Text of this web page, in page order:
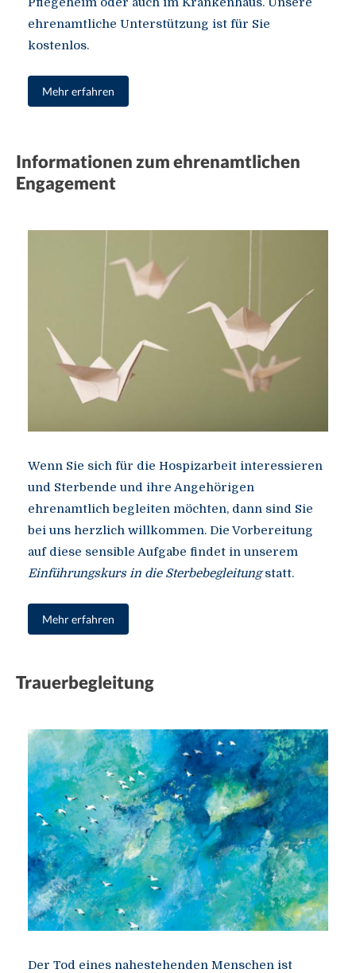
ehrenamtliche Unterstützung ist für Sie
kostenlos.
Mehr erfahren
Informationen zum ehrenamtlichen
Engagement
Wenn Sie sich für die Hospizarbeit interessieren
und Sterbende und ihre Angehörigen
ehrenamtlich begleiten möchten, dann sind Sie
bei uns herzlich willkommen. Die Vorbereitung
auf diese sensible Aufgabe findet in unserem
Einführungskurs in die Sterbebegleitungstatt.
Mehr erfahren
Trauerbegleitung
Der Tod eines nahestehenden Menschen ist